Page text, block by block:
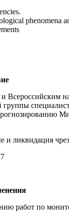
phenomena
и ликвидация
работ по